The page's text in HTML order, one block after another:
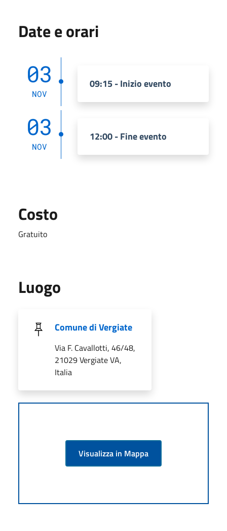
Date e orari
03
NOV
09:15 - Inizio evento
03
NOV
12:00 - Fine evento
Costo
Gratuito
Luogo
Comune di Vergiate
Via F. Cavallotti, 46/48,
21029 Vergiate VA,
Italia
Visualizza in Mappa